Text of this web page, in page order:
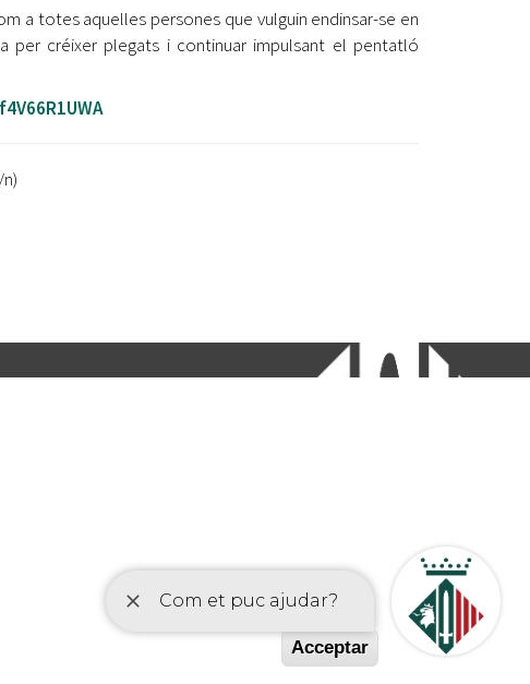
a totes aquelles persones que vulguin endinsar-se en
per créixer plegats i continuar impulsant el pentatló
Acceptar